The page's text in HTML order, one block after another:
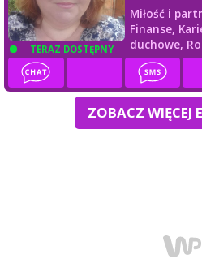
TERAZ DOSTĘPNY
Miłość i
Finanse,
duchowe,
ZOBACZ WIĘCEJ